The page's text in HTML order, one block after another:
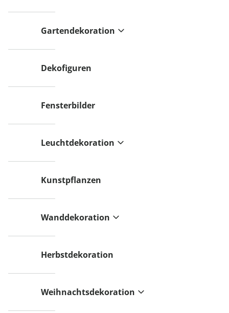
Gartendekoration
Dekofiguren
Fensterbilder
Leuchtdekoration
Kunstpflanzen
Wanddekoration
Herbstdekoration
Weihnachtsdekoration